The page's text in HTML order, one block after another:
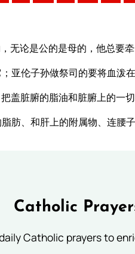
无论是公的是母的，他总要
亚伦子孙做祭司的要将血泼在
盖脏腑的脂油和脏腑上的一切
肪、和肝上的附属物、连腰子
Catholic
Catholic prayers to